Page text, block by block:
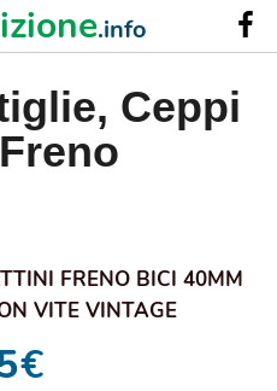
Ceppi
FRENO BICI 40MM
VITE VINTAGE
€
.info